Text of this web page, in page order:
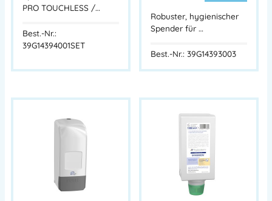
PRO TOUCHLESS /…
Best.-Nr.:
39G14394001SET
Robuster, hygienischer
Spender für …
Best.-Nr.: 39G14393003